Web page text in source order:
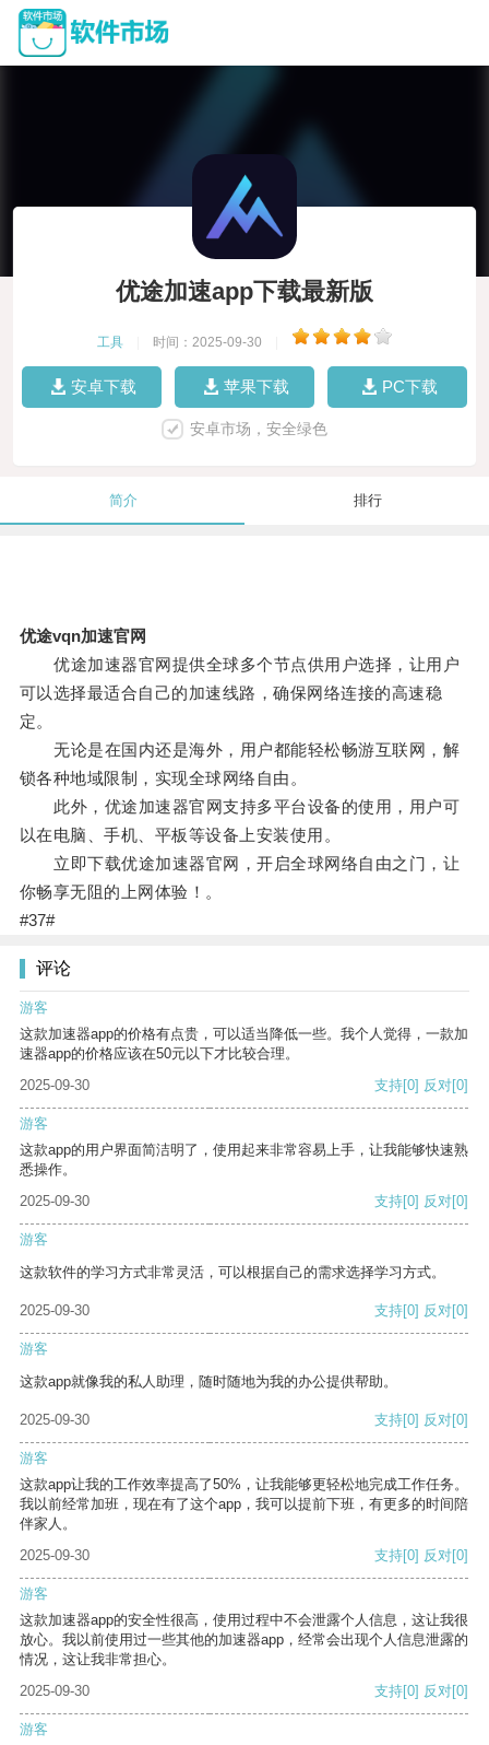
优途加速app下载最新版
工具 时间：2025-09-30
安卓下载 苹果下载 PC下载
安卓市场，安全绿色
简介 排行
优途vqn加速官网
优途加速器官网提供全球多个节点供用户选择，让用户
可以选择最适合自己的加速线路，确保网络连接的高速稳
定。
无论是在国内还是海外，用户都能轻松畅游互联网，解
锁各种地域限制，实现全球网络自由。
此外，优途加速器官网支持多平台设备的使用，用户可
以在电脑、手机、平板等设备上安装使用。
立即下载优途加速器官网，开启全球网络自由之门，让
你畅享无阻的上网体验！。
#37#
评论
游客
这款加速器app的价格有点贵，可以适当降低一些。我个人觉得，一款加
速器app的价格应该在50元以下才比较合理。
2025-09-30
支持[0] 反对[0]
游客
这款app的用户界面简洁明了，使用起来非常容易上手，让我能够快速熟
悉操作。
2025-09-30
支持[0] 反对[0]
游客
这款软件的学习方式非常灵活，可以根据自己的需求选择学习方式。
2025-09-30 支持[0] 反对[0]
游客
这款app就像我的私人助理，随时随地为我的办公提供帮助。
2025-09-30 支持[0] 反对[0]
游客
这款app让我的工作效率提高了50%，让我能够更轻松地完成工作任务。
我以前经常加班，现在有了这个app，我可以提前下班，有更多的时间陪
伴家人。
2025-09-30
支持[0] 反对[0]
游客
这款加速器app的安全性很高，使用过程中不会泄露个人信息，这让我很
放心。我以前使用过一些其他的加速器app，经常会出现个人信息泄露的
情况，这让我非常担心。
2025-09-30
支持[0] 反对[0]
游客